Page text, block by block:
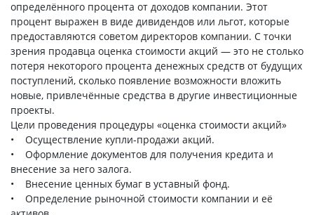
определённого процента от доходов компании. Этот
процент выражен в виде дивидендов или льгот, которые
предоставляются советом директоров компании. С точки
зрения продавца оценка стоимости акций — это не столько
потеря некоторого процента денежных средств от будущих
поступлений, сколько появление возможности вложить
новые, привлечённые средства в другие инвестиционные
проекты.
Цели проведения процедуры «оценка стоимости акций»
• Осуществление купли-продажи акций.
• Оформление документов для получения кредита и
внесение за него залога.
• Внесение ценных бумаг в уставный фонд.
• Определение рыночной стоимости компании и её